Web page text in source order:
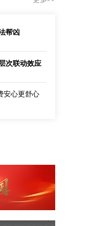
帮凶
次联动效应
安心更舒心